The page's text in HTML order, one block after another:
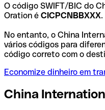
O código SWIFT/BIC do
Oration é CICPCNBBXXX.
No entanto, o China
vários códigos para
código correto com o
Economize dinheiro em
China